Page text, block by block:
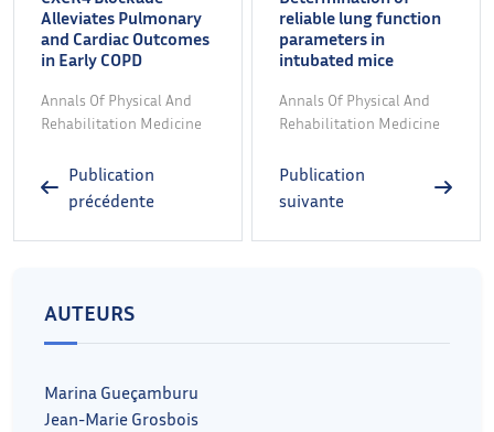
Alleviates Pulmonary
and Cardiac Outcomes
in Early COPD
Annals Of Physical And
Rehabilitation Medicine
Publication
précédente
reliable lung function
parameters in
intubated mice
Annals Of Physical And
Rehabilitation Medicine
Publication
suivante
AUTEURS
Marina Gueçamburu
Jean-Marie Grosbois